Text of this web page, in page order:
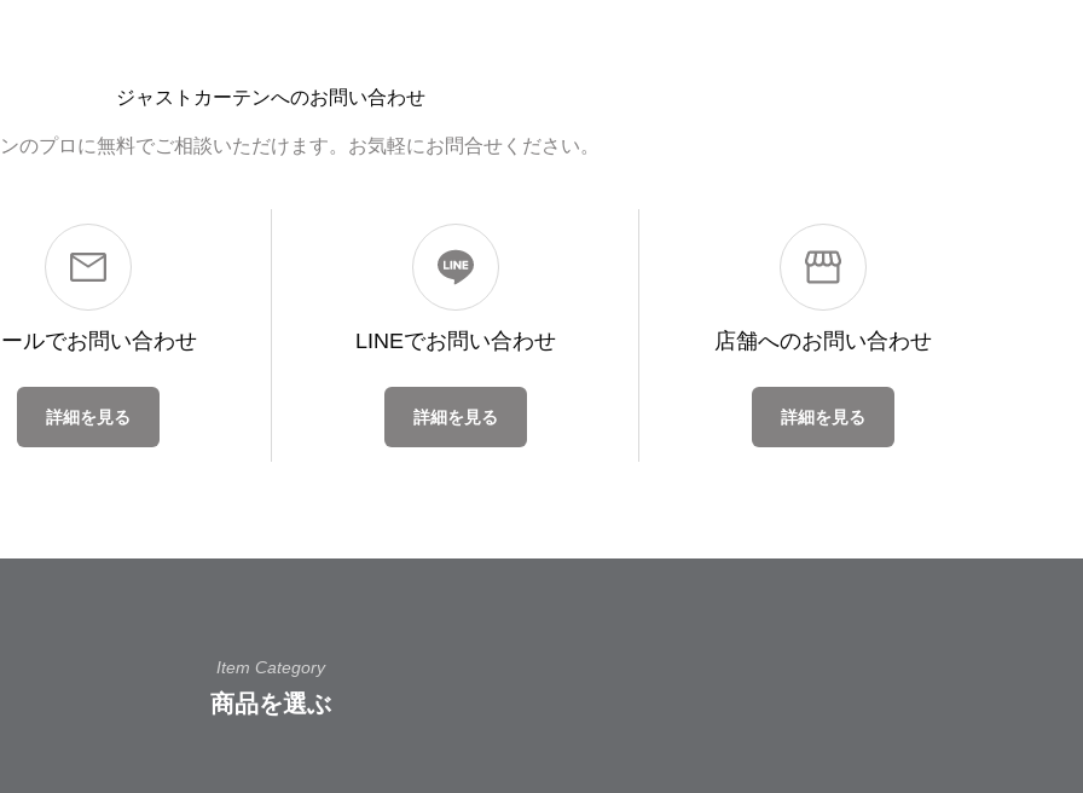
ジャストカーテンへのお問い合わせ
のプロに無料でご相談いただけます。お気軽にお問合せください。
ルでお問い合わせ
詳細を見る
LINEでお問い合わせ
詳細を見る
店舗へのお問い合わせ
詳細を見る
Item Category
商品を選ぶ